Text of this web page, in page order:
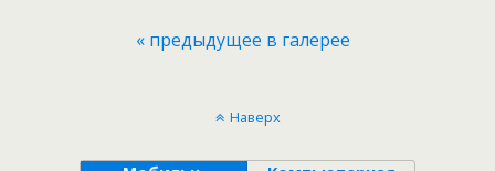
« предыдущее в галерее
Наверх